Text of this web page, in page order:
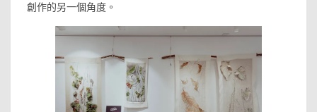
創作的另一個角度。